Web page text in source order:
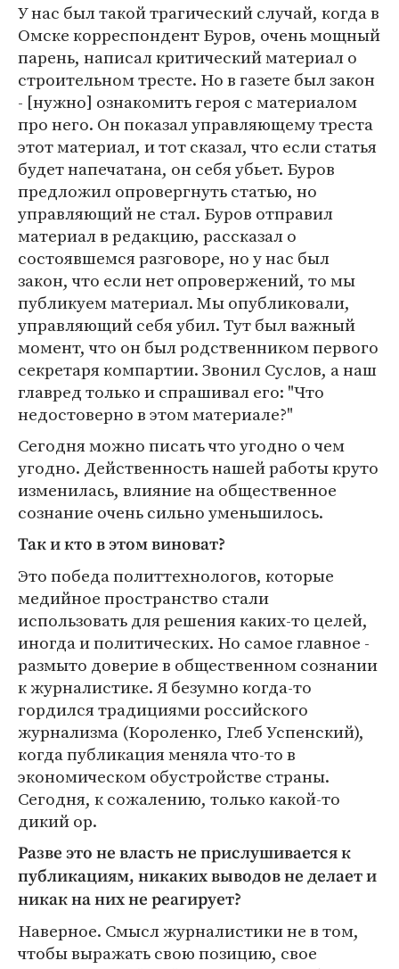
У нас был такой трагический случай, когда в
Омске корреспондент Буров, очень мощный
парень, написал критический материал о
строительном тресте. Но в газете был закон
- [нужно] ознакомить героя с материалом
про него. Он показал управляющему треста
этот материал, и тот сказал, что если статья
будет напечатана, он себя убьет. Буров
предложил опровергнуть статью, но
управляющий не стал. Буров отправил
материал в редакцию, рассказал о
состоявшемся разговоре, но у нас был
закон, что если нет опровержений, то мы
публикуем материал. Мы опубликовали,
управляющий себя убил. Тут был важный
момент, что он был родственником первого
секретаря компартии. Звонил Суслов, а наш
главред только и спрашивал его: "Что
недостоверно в этом материале?"
Сегодня можно писать что угодно о чем
угодно. Действенность нашей работы круто
изменилась, влияние на общественное
сознание очень сильно уменьшилось.
Так и кто в этом виноват?
Это победа политтехнологов, которые
медийное пространство стали
использовать для решения каких-то целей,
иногда и политических. Но самое главное -
размыто доверие в общественном сознании
к журналистике. Я безумно когда-то
гордился традициями российского
журнализма (Короленко, Глеб Успенский),
когда публикация меняла что-то в
экономическом обустройстве страны.
Сегодня, к сожалению, только какой-то
дикий ор.
Разве это не власть не прислушивается к
публикациям, никаких выводов не делает и
никак на них не реагирует?
Наверное. Смысл журналистики не в том,
чтобы выражать свою позицию, свое